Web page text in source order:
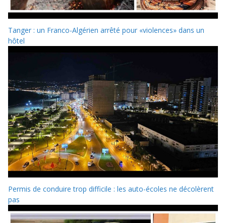
Tanger : un Franco-Algérien arrêté pour «violences» dans un
hôtel
Permis de conduire trop difficile : les auto-écoles ne décolèrent
pas